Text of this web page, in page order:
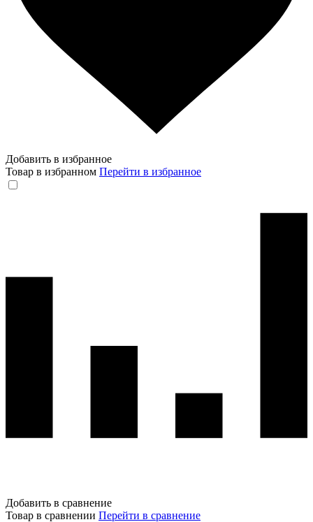
Добавить в избранное
Товар в избранном Перейти в избранное
Добавить в сравнение
Товар в сравнении Перейти в сравнение